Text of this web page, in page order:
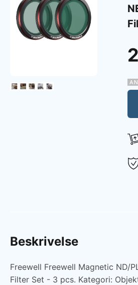
Beskrivelse
Freewell Freewell Magnetic ND/
Filter Set - 3 pcs. Kategori: